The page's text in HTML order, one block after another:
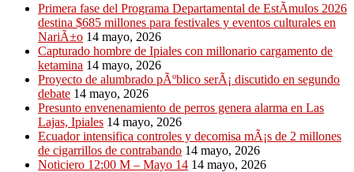
Primera fase del Programa Departamental de EstÃ­mulos 2026
destina $685 millones para festivales y eventos culturales en
NariÃ±o 14 mayo, 2026
Capturado hombre de Ipiales con millonario cargamento de
ketamina 14 mayo, 2026
Proyecto de alumbrado pÃºblico serÃ¡ discutido en segundo
debate 14 mayo, 2026
Presunto envenenamiento de perros genera alarma en Las
Lajas, Ipiales 14 mayo, 2026
Ecuador intensifica controles y decomisa mÃ¡s de 2 millones
de cigarrillos de contrabando 14 mayo, 2026
Noticiero 12:00 M – Mayo 14 14 mayo, 2026